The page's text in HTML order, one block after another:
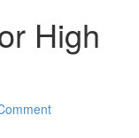
High